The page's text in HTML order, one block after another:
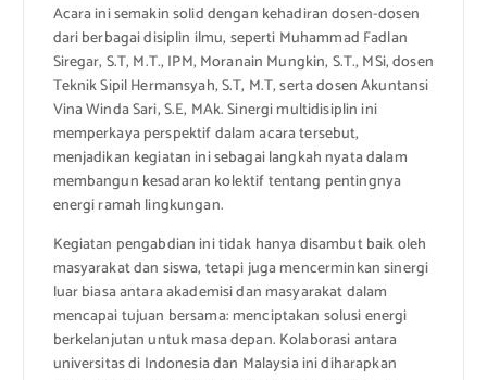
Acara ini semakin solid dengan kehadiran dosen-dosen
dari berbagai disiplin ilmu, seperti Muhammad Fadlan
Siregar, S.T, M.T., IPM, Moranain Mungkin, S.T., MSi, dosen
Teknik Sipil Hermansyah, S.T, M.T, serta dosen Akuntansi
Vina Winda Sari, S.E, MAk. Sinergi multidisiplin ini
memperkaya perspektif dalam acara tersebut,
menjadikan kegiatan ini sebagai langkah nyata dalam
membangun kesadaran kolektif tentang pentingnya
energi ramah lingkungan.
Kegiatan pengabdian ini tidak hanya disambut baik oleh
masyarakat dan siswa, tetapi juga mencerminkan sinergi
luar biasa antara akademisi dan masyarakat dalam
mencapai tujuan bersama: menciptakan solusi energi
berkelanjutan untuk masa depan. Kolaborasi antara
universitas di Indonesia dan Malaysia ini diharapkan